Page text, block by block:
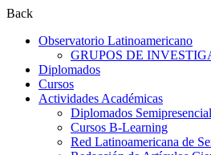
Back
Observatorio Latinoamericano
GRUPOS DE
Diplomados
Cursos
Actividades Académicas
Diplomados
Cursos B-Learning
Red Latinoamericana de